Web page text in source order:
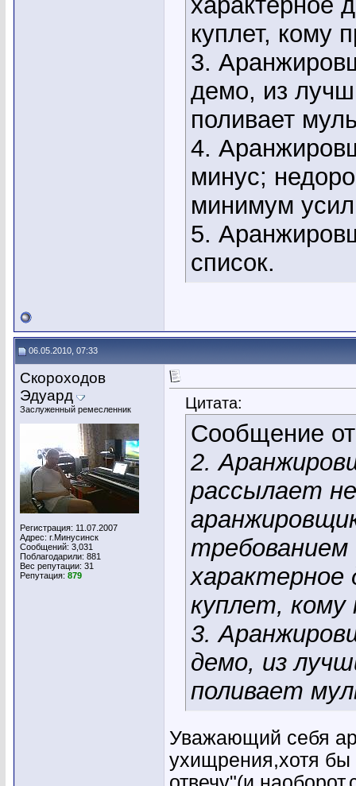
куплет, кому
3.
демо, из
поливает
4.
минус;
минимум
5.
список.
06.05.2010, 07:33
Скороходов
Эдуард
Заслуженный ремесленник
Регистрация: 11.07.2007
Адрес: г.Минусинск
Сообщений: 3,031
Поблагодарили: 881
Вес репутации: 31
Репутация: 879
Цитата:
Сообщение
2.
рассылает
требованием
характерное
куплет, кому
3.
демо, из
поливает
Уважающий себя
ухищрения,хотя